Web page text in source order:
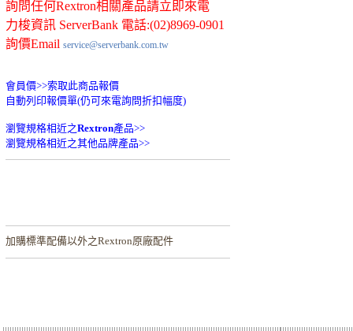
詢問任何Rextron相關產品請立即來電
力梭資訊 ServerBank 電話:(02)8969-0901
詢價Email service@serverbank.com.tw
會員價>>索取此商品報價
自動列印報價單(仍可來電詢問折扣幅度)
瀏覽規格相近之Rextron產品>>
瀏覽規格相近之其他品牌產品>>
加購標準配備以外之Rextron原廠配件